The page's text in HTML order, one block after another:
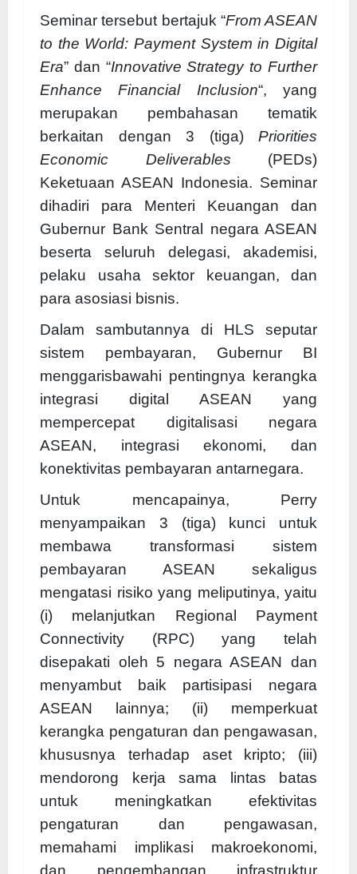
Seminar tersebut bertajuk “From ASEAN
to the World: Payment System in Digital
Era” dan “Innovative Strategy to Further
Enhance Financial Inclusion“, yang
merupakan pembahasan tematik
berkaitan dengan 3 (tiga) Priorities
Economic Deliverables (PEDs)
Keketuaan ASEAN Indonesia. Seminar
dihadiri para Menteri Keuangan dan
Gubernur Bank Sentral negara ASEAN
beserta seluruh delegasi, akademisi,
pelaku usaha sektor keuangan, dan
para asosiasi bisnis.
Dalam sambutannya di HLS seputar
sistem pembayaran, Gubernur BI
menggarisbawahi pentingnya kerangka
integrasi digital ASEAN yang
mempercepat digitalisasi negara
ASEAN, integrasi ekonomi, dan
konektivitas pembayaran antarnegara.
Untuk mencapainya, Perry
menyampaikan 3 (tiga) kunci untuk
membawa transformasi sistem
pembayaran ASEAN sekaligus
mengatasi risiko yang meliputinya, yaitu
(i) melanjutkan Regional Payment
Connectivity (RPC) yang telah
disepakati oleh 5 negara ASEAN dan
menyambut baik partisipasi negara
ASEAN lainnya; (ii) memperkuat
kerangka pengaturan dan pengawasan,
khususnya terhadap aset kripto; (iii)
mendorong kerja sama lintas batas
untuk meningkatkan efektivitas
pengaturan dan pengawasan,
memahami implikasi makroekonomi,
dan pengembangan infrastruktur